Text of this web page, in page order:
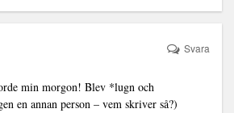
min morgon! Blev *lugn och
en annan person – vem skriver så?)
Svara